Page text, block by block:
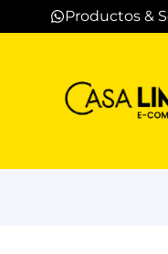
Productos &